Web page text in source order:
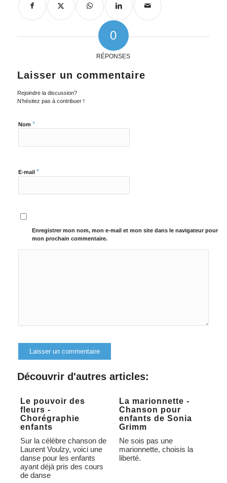
0
RÉPONSES
Laisser un commentaire
Rejoindre la discussion?
N’hésitez pas à contribuer !
Nom *
E-mail *
Enregistrer mon nom, mon e-mail et mon site dans le navigateur pour
mon prochain commentaire.
Alternative:
Découvrir d'autres articles:
Le pouvoir des
fleurs -
Chorégraphie
enfants
Sur la célèbre chanson de
Laurent Voulzy, voici une
danse pour les enfants
ayant déjà pris des cours
de danse
La marionnette -
Chanson pour
enfants de Sonia
Grimm
Ne sois pas une
marionnette, choisis la
liberté.